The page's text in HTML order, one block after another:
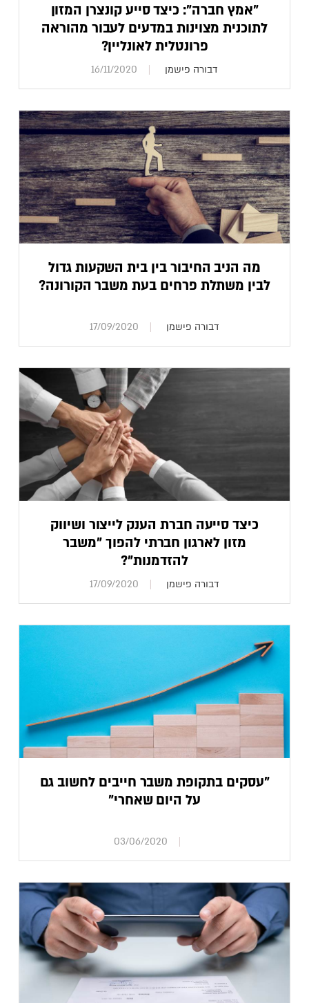
"אמץ חברה": כיצד סייע קונצרן המזון
לתוכנית מצוינות במדעים לעבור מהוראה
פרונטלית לאונליין?
דבורה פישמן 16/11/2020
מה הניב החיבור בין בית השקעות גדול
לבין משתלת פרחים בעת משבר הקורונה?
דבורה פישמן 17/09/2020
כיצד סייעה חברת הענק לייצור ושיווק
מזון לארגון חברתי להפוך "משבר
להזדמנות"?
דבורה פישמן 17/09/2020
"עסקים בתקופת משבר חייבים לחשוב גם
על היום שאחרי"
03/06/2020